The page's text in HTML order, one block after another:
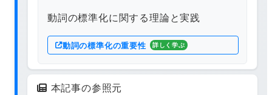
動詞の標準化に関する理論と実践
動詞の標準化の重要性 詳しく学ぶ
本記事の参照元